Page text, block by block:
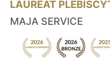
LAUREAT
MAJA SERVICE